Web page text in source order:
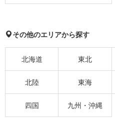
その他のエリアから探す
北海道 東北
北陸 東海
四国 九州・沖縄